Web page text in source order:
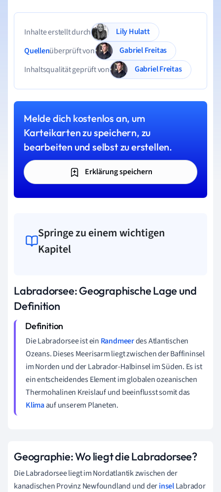
Inhalte erstellt durch
Lily Hulatt
Quellenüberprüft von
Gabriel Freitas
Inhaltsqualität geprüft von
Gabriel Freitas
Melde dich kostenlos an, um
Karteikarten zu speichern, zu
bearbeiten und selbst zu erstellen.
Erklärung speichern
Springe zu einem wichtigen
Kapitel
Labradorsee: Geographische Lage und
Definition
Die Labradorsee ist ein Randmeerdes Atlantischen
Ozeans. Dieses Meerisarm liegt zwischen der Baffininsel
im Norden und der Labrador-Halbinsel im Süden. Es ist
ein entscheidendes Element im globalen ozeanischen
Thermohalinen Kreislauf und beeinflusst somit das
Klimaauf unserem Planeten.
Geographie: Wo liegt die Labradorsee?
Die Labradorsee liegt im Nordatlantik zwischen der
kanadischen Provinz Newfoundland und derinselLabrador